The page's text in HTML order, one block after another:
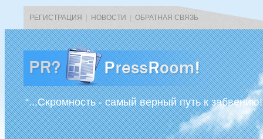
РЕГИСТРАЦИЯ НОВОСТИ ОБРАТНАЯ СВЯЗЬ
“...Скромность - самый верный путь к